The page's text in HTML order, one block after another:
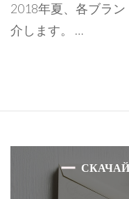
2018年夏、各ブラ
介します。 …